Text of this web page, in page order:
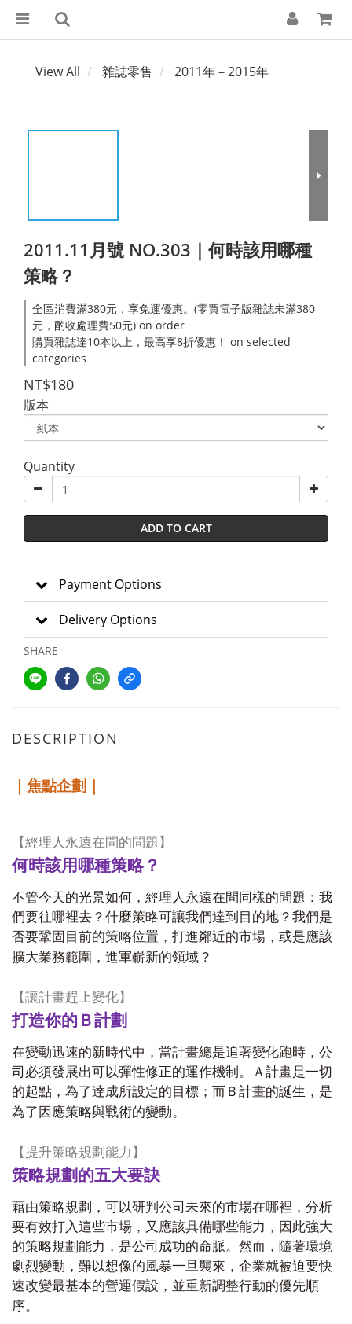
View All 雜誌零售 2011年－2015年
2011.11月號 NO.303｜何時該用哪種
策略？
全區消費滿380元，享免運優惠。(零買電子版雜誌未滿380
元，酌收處理費50元) on order
購買雜誌達10本以上，最高享8折優惠！ on selected
categories
NT$180
版本
Quantity
ADD TO CART
Payment Options
Delivery Options
SHARE
DESCRIPTION
｜焦點企劃｜
【經理人永遠在問的問題】
何時該用哪種策略？
不管今天的光景如何，經理人永遠在問同樣的問題：我
們要往哪裡去？什麼策略可讓我們達到目的地？我們是
否要鞏固目前的策略位置，打進鄰近的市場，或是應該
擴大業務範圍，進軍嶄新的領域？
【讓計畫趕上變化】
打造你的Ｂ計劃
在變動迅速的新時代中，當計畫總是追著變化跑時，公
司必須發展出可以彈性修正的運作機制。Ａ計畫是一切
的起點，為了達成所設定的目標；而Ｂ計畫的誕生，是
為了因應策略與戰術的變動。
【提升策略規劃能力】
策略規劃的五大要訣
藉由策略規劃，可以研判公司未來的市場在哪裡，分析
要有效打入這些市場，又應該具備哪些能力，因此強大
的策略規劃能力，是公司成功的命脈。然而，隨著環境
劇烈變動，難以想像的風暴一旦襲來，企業就被迫要快
速改變最基本的營運假設，並重新調整行動的優先順
序。